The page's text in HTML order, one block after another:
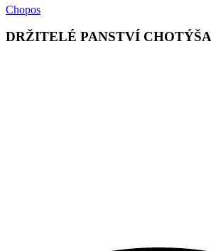
Chopos
DRŽITELÉ PANSTVÍ